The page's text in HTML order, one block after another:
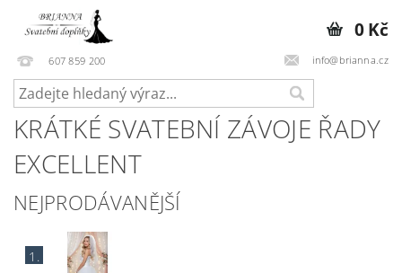
607 859 200 info@brianna.cz
0 Kč
KRÁTKÉ SVATEBNÍ ZÁVOJE ŘADY
EXCELLENT
NEJPRODÁVANĚJŠÍ
1.